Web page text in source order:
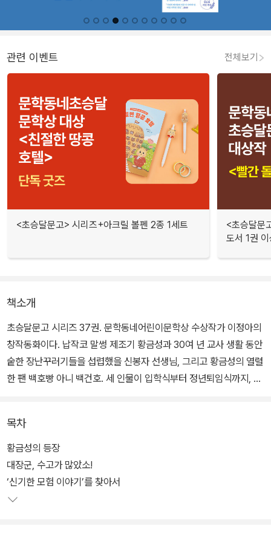
관련 이벤트 전체보기
<초승달문고> 시리즈+아크릴 볼펜 2종 1세트
<초승달문
도서 1권
책소개
초승달문고 시리즈 37권. 문학동네어린이문학상 수상작가 이정아의
창작동화이다. 납작코 말썽 제조기 황금성과 30여 년 교사 생활 동안
숱한 장난꾸러기들을 섭렵했을 신봉자 선생님, 그리고 황금성의 열렬
한 팬 백호빵 아니 백건호. 세 인물이 입학식부터 정년퇴임식까지, 서
오늘로 초등학교 1학년이 되었으니 유치원 때보다 의젓한 마음으로
입학식에 참석한 백건호. 작은 마을 작은 학교라, 늘 얼굴을 맞대 왔던
친구들이 운동장에 다 모였다. 단 한 명, 교감 선생님 훈화 말씀에 혼
자서만 “싫어요!”라고 대답하는 녀석만 빼고.
목차
황금성의 등장
대장군, 수고가 많았소!
‘신기한 모험 이야기’를 찾아서